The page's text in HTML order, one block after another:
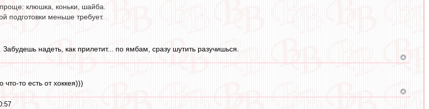
клюшка, коньки, шайба.
подготовки меньше требует.
надеть, как прилетит... по ямбам, сразу шутить разучишься.
то есть от хоккея)))